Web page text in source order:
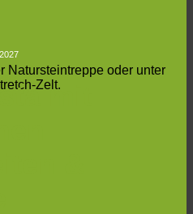
Natursteintreppe oder unter
Zelt.
mit